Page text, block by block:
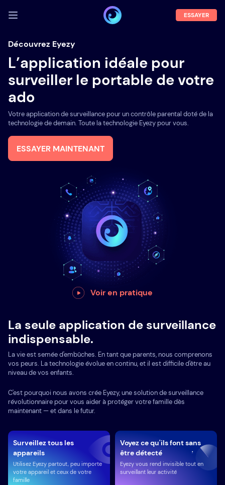
SE CONNECTER
Démo
Fonctions
A propos
Blog
ESSAYER
Découvrez Eyezy
L’application idéale pour
surveiller le portable de votre
ado
Votre application de surveillance pour un contrôle parental doté de la
technologie de demain. Toute la technologie Eyezy pour vous.
ESSAYER MAINTENANT
Voir en pratique
La seule application de surveillance
indispensable.
La vie est semée d'embûches. En tant que parents, nous comprenons
vos peurs. La technologie évolue en continu, et il est difficile d'être au
niveau de vos enfants.
C'est pourquoi nous avons crée Eyezy, une solution de surveillance
révolutionnaire pour vous aider à protéger votre famille dès
maintenant — et dans le futur.
Surveillez tous les
appareils
Utilisez Eyezy partout, peu importe
votre appareil et ceux de votre
famille
Voyez ce qu'ils font sans
être détecté
Eyezy vous rend invisible tout en
surveillant leur activité